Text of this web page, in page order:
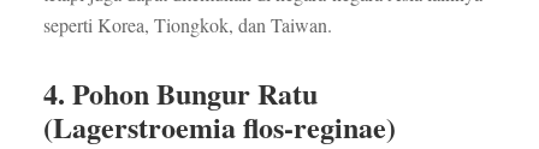
seperti Korea, Tiongkok, dan Taiwan.
4. Pohon Bungur Ratu
(Lagerstroemia flos-reginae)